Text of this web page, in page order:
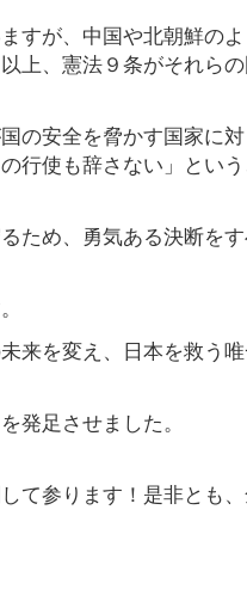
すが、中国や北朝鮮のよ
上、憲法９条がそれら
の安全を脅かす国家に
使も辞さない」という
ため、勇気ある決断を
来を変え、日本を救う
発足させました。
て参ります！是非とも